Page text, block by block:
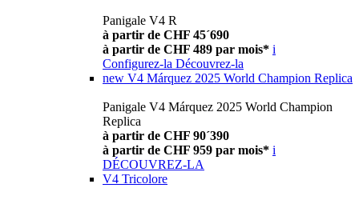
Panigale V4 R
à partir de CHF 45´690
à partir de CHF 489 par mois* i
Configurez-la Découvrez-la
new V4 Márquez 2025 World Champion Replica
Panigale V4 Márquez 2025 World Champion
Replica
à partir de CHF 90´390
à partir de CHF 959 par mois* i
DÉCOUVREZ-LA
V4 Tricolore